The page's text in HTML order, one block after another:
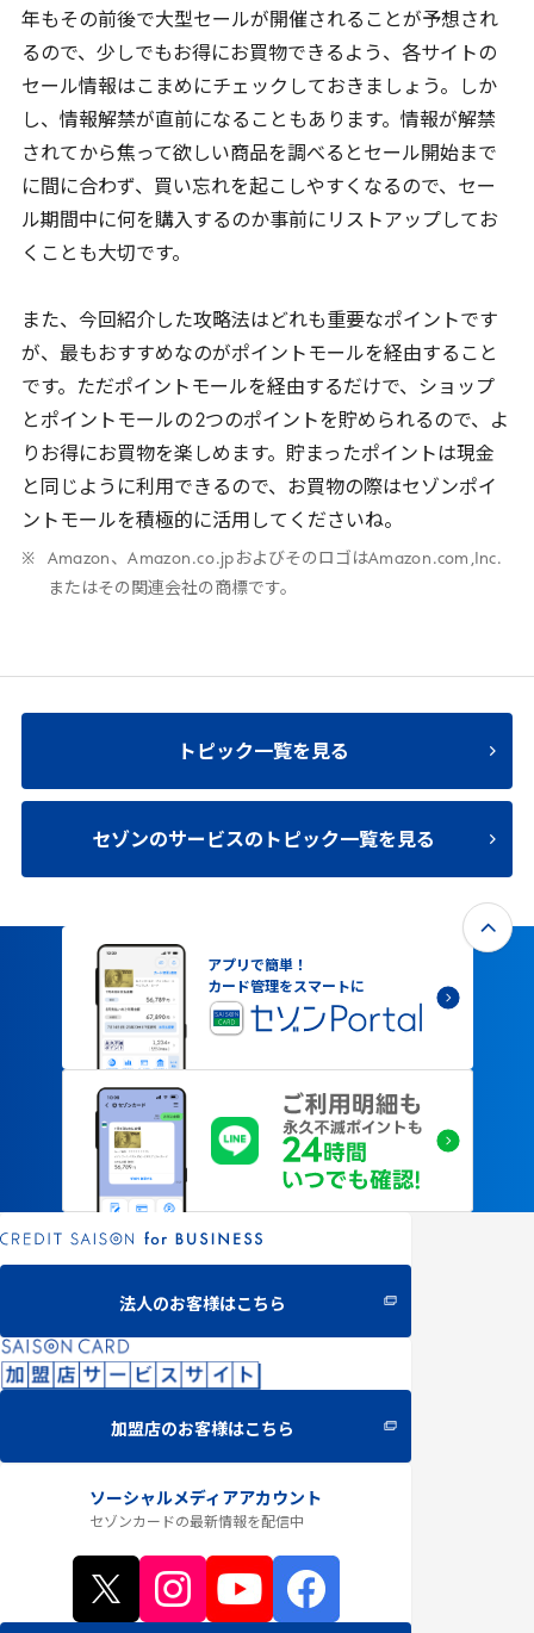
年もその前後で大型セールが開催されることが予想され
るので、少しでもお得にお買物できるよう、各サイトの
セール情報はこまめにチェックしておきましょう。しか
し、情報解禁が直前になることもあります。情報が解禁
されてから焦って欲しい商品を調べるとセール開始まで
に間に合わず、買い忘れを起こしやすくなるので、セー
ル期間中に何を購入するのか事前にリストアップしてお
くことも大切です。
また、今回紹介した攻略法はどれも重要なポイントです
が、最もおすすめなのがポイントモールを経由すること
です。ただポイントモールを経由するだけで、ショップ
とポイントモールの2つのポイントを貯められるので、よ
りお得にお買物を楽しめます。貯まったポイントは現金
と同じように利用できるので、お買物の際はセゾンポイ
ントモールを積極的に活用してくださいね。
Amazon 、Amazon .co.jp およびそのロゴはAmazon .com ,Inc.
またはその関連会社の商標です。
トピック一覧を見る
セゾンのサービスのトピック一覧を見る
アプリで簡単！
カード管理をスマートに
法人のお客様はこちら
加盟店のお客様はこちら
ソーシャルメディアアカウント
セゾンカードの最新情報を配信中